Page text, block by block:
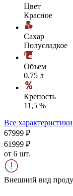
Цвет
Красное
Сахар
Полусладкое
Объем
0,75 л
Крепость
11,5 %
Все характеристики
67999 ₽
61999 ₽
от 6 шт.
Внешний вид